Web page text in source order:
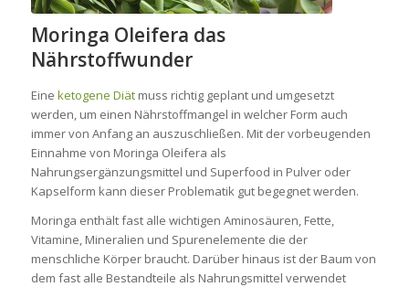
Moringa Oleifera das
Nährstoffwunder
Eine ketogene Diätmuss richtig geplant und umgesetzt
werden, um einen Nährstoffmangel in welcher Form auch
immer von Anfang an auszuschließen. Mit der vorbeugenden
Einnahme von Moringa Oleifera als
Nahrungsergänzungsmittel und Superfood in Pulver oder
Kapselform kann dieser Problematik gut begegnet werden.
Moringa enthält fast alle wichtigen Aminosäuren, Fette,
Vitamine, Mineralien und Spurenelemente die der
menschliche Körper braucht. Darüber hinaus ist der Baum von
dem fast alle Bestandteile als Nahrungsmittel verwendet